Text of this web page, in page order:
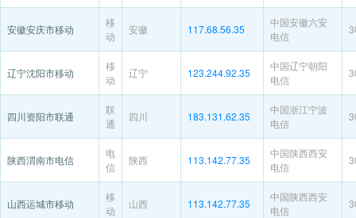
安徽安庆市移动
移
动
安徽 117.68.56.35
中国安徽六安
电信
辽宁沈阳市移动
移
动
辽宁 123.244.92.35
中国辽宁朝阳
电信
四川资阳市联通
联
通
四川 183.131.62.35
中国浙江宁波
电信
陕西渭南市电信
电
信
陕西 113.142.77.35
中国陕西西安
电信
山西运城市移动
移
动
山西 113.142.77.35
中国陕西西安
电信